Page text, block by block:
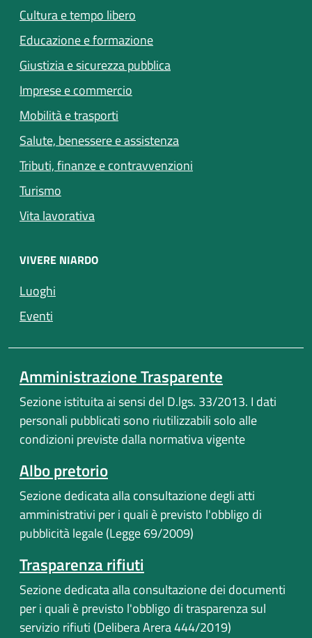
Cultura e tempo libero
Educazione e formazione
Giustizia e sicurezza pubblica
Imprese e commercio
Mobilità e trasporti
Salute, benessere e assistenza
Tributi, finanze e contravvenzioni
Turismo
Vita lavorativa
VIVERE NIARDO
Luoghi
Eventi
Amministrazione Trasparente
Sezione istituita ai sensi del D.lgs. 33/2013. I dati
personali pubblicati sono riutilizzabili solo alle
condizioni previste dalla normativa vigente
Albo pretorio
Sezione dedicata alla consultazione degli atti
amministrativi per i quali è previsto l'obbligo di
pubblicità legale (Legge 69/2009)
Trasparenza rifiuti
Sezione dedicata alla consultazione dei documenti
per i quali è previsto l'obbligo di trasparenza sul
servizio rifiuti (Delibera Arera 444/2019)